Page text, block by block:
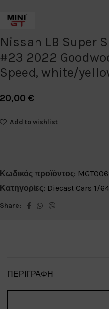
Nissan LB Super
#23 2022
Speed, white/
20,00 €
Add to wishlist
Κωδικός προϊόντος:
Κατηγορίες: Diecast Cars 1/64
Share:
ΠΕΡΙΓΡΑΦΉ